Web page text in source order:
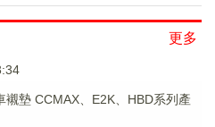
更多
襯墊 CCMAX、E2K、HBD系列產